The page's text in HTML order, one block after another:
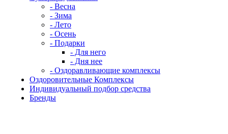
- Весна
- Зима
- Лето
- Осень
- Подарки
- Для него
- Дня нее
- Оздоравливающие комплексы
Оздоровительные Комплексы
Индивидуальный подбор средства
Бренды